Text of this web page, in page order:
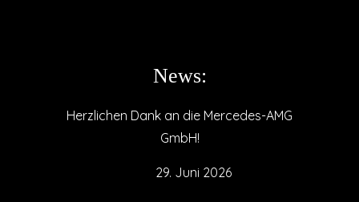
News:
Herzlichen Dank an die Mercedes-AMG
GmbH!
29. Juni 2026